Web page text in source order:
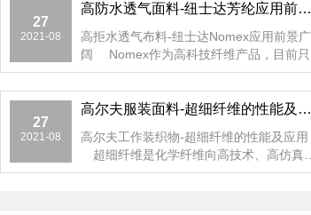
27
2021-08
高防水透气面料-纽士达芳纶应用前景广阔
高拒水透气布料-纽士达Nomex应用前景广
阔 Nomex作为高科技纤维产品，目前只有
日本等少数几个...
27
2021-08
高尔夫服装面料-超细纤维的性能及应用
高尔夫工作装织物-超细纤维的性能及应用
超细纤维是化学纤维向高技术、高仿真化
方向进展的新合纤的典...